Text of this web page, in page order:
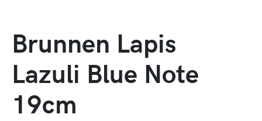
Brunnen Lapis
Lazuli Blue Note
19cm